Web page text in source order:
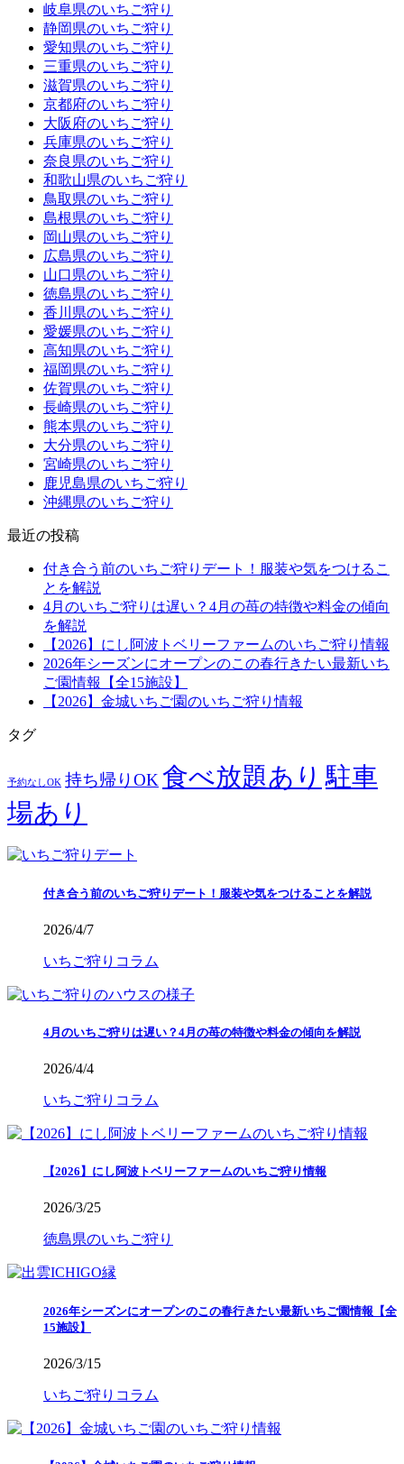
岐阜県のいちご狩り
静岡県のいちご狩り
愛知県のいちご狩り
三重県のいちご狩り
滋賀県のいちご狩り
京都府のいちご狩り
大阪府のいちご狩り
兵庫県のいちご狩り
奈良県のいちご狩り
和歌山県のいちご狩り
鳥取県のいちご狩り
島根県のいちご狩り
岡山県のいちご狩り
広島県のいちご狩り
山口県のいちご狩り
徳島県のいちご狩り
香川県のいちご狩り
愛媛県のいちご狩り
高知県のいちご狩り
福岡県のいちご狩り
佐賀県のいちご狩り
長崎県のいちご狩り
熊本県のいちご狩り
大分県のいちご狩り
宮崎県のいちご狩り
鹿児島県のいちご狩り
沖縄県のいちご狩り
最近の投稿
付き合う前のいちご狩りデート！服装や気をつけるこ
とを解説
4月のいちご狩りは遅い？4月の苺の特徴や料金の傾向
を解説
【2026】にし阿波トベリーファームのいちご狩り情報
2026年シーズンにオープンのこの春行きたい最新いち
ご園情報【全15施設】
【2026】金城いちご園のいちご狩り情報
タグ
予約なしOK 持ち帰りOK食べ放題あり 駐車
場あり
付き合う前のいちご狩りデート！服装や気をつけることを解説
2026/4/7
いちご狩りコラム
4月のいちご狩りは遅い？4月の苺の特徴や料金の傾向を解説
2026/4/4
いちご狩りコラム
【2026】にし阿波トベリーファームのいちご狩り情報
2026/3/25
徳島県のいちご狩り
2026年シーズンにオープンのこの春行きたい最新いちご園情報【全
15施設】
2026/3/15
いちご狩りコラム